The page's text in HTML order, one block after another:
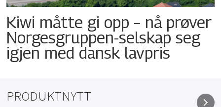
Kiwi måtte gi opp – nå prøver
Norgesgruppen-selskap seg
igjen med dansk lavpris
PRODUKTNYTT